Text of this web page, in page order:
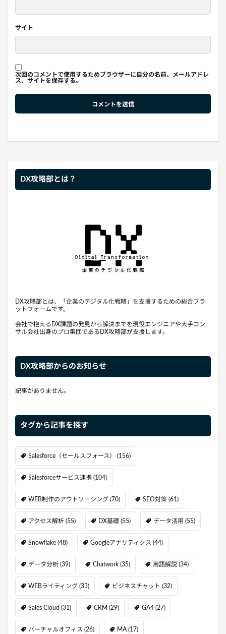
サイト
次回のコメントで使用するためブラウザーに自分の名前、メールアドレ
ス、サイトを保存する。
DX攻略部とは？
DX攻略部とは、「企業のデジタル化戦略」を支援するための総合プラ
ットフォームです。
会社で抱えるDX課題の発見から解決までを現役エンジニアや大手コン
サル会社出身のプロ集団であるDX攻略部が支援します。
DX攻略部からのお知らせ
記事がありません。
タグから記事を探す
Salesforce（セールスフォース） (156)
Salesforceサービス連携 (104)
WEB制作のアウトソーシング (70) SEO対策 (61)
アクセス解析 (55) DX基礎 (55) データ活用 (55)
Snowflake (48) Googleアナリティクス (44)
データ分析 (39) Chatwork (35) 用語解説 (34)
WEBライティング (33) ビジネスチャット (32)
Sales Cloud (31) CRM (29) GA4 (27)
バーチャルオフィス (26) MA (17)